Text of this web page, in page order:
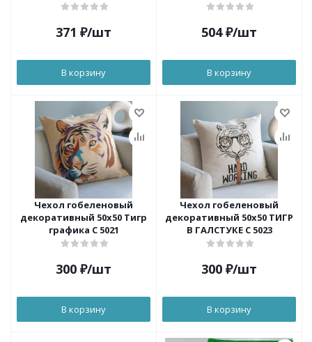
371 ₽/шт
В корзину
504₽/шт
В корзину
Чехол гобеленовый
декоративный 50х50 Тигр
графика С 5021
300 ₽/шт
В корзину
Чехол гобеленовый
декоративный 50х50 ТИГР
В ГАЛСТУКЕ С 5023
300 ₽/шт
В корзину